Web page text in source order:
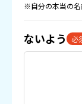
※自分の本当の名
ないよう 必